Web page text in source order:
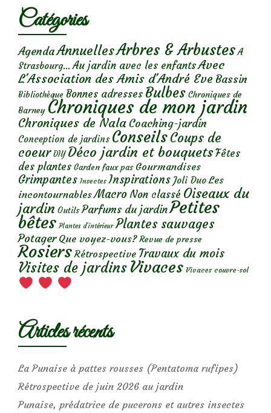
Catégories
AgendaAnnuellesArbres & Arbustes A
Strasbourg... Au jardin avec les enfantsAvec
L'Association des Amis d'André Eve Bassin
Bibliothèque Bonnes adresses Bulbes Chroniques de
Barney Chroniques de mon jardin
Chroniques de Nala Coaching-jardin
Conception de jardins ConseilsCoups de
coeur DIY Déco jardin et bouquetsFêtes
des plantes Garden faux pas Gourmandises
Grimpantes Insectes Inspirations Joli Duo Les
incontournables Macro Non classé Oiseaux du
jardin Outils Parfums du jardinPetites
bêtes Plantes d’intérieur Plantes sauvages
Potager Que voyez-vous? Revue de presse
Rosiers Rétrospective Travaux du mois
Visites de jardins Vivaces Vivaces couvre-sol
Articles récents
La Punaise à pattes rousses (Pentatoma rufipes)
Rétrospective de juin 2026 au jardin
Punaise, prédatrice de pucerons et autres insectes